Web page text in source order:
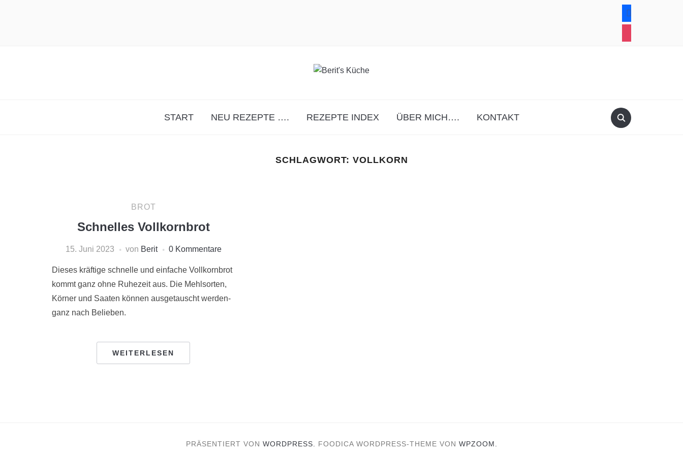
START NEU REZEPTE …. REZEPTE INDEX ÜBER MICH…. KONTAKT
SCHLAGWORT: VOLLKORN
BROT
Schnelles Vollkornbrot
15. Juni 2023 von Berit 0 Kommentare
Dieses kräftige schnelle und einfache Vollkornbrot
kommt ganz ohne Ruhezeit aus. Die Mehlsorten,
Körner und Saaten können ausgetauscht werden-
ganz nach Belieben.
WEITERLESEN
PRÄSENTIERT VON WORDPRESS. FOODICA WORDPRESS-THEME VON WPZOOM.